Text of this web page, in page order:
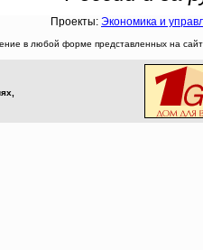
Проекты: Экономика и
в любой форме представленных на